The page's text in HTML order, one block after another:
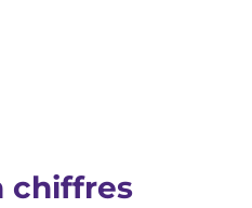
chiffres